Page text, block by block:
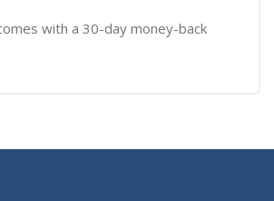
with a 30-day money-back